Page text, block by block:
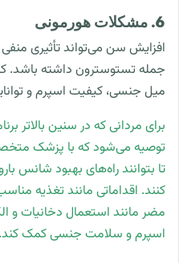
6. مشکلات هورمونی
افزایش سن می‌تواند تأثیری
جمله تستوسترون داشته باشد.
میل جنسی، کیفیت اسپرم و
برای مردانی که در سنین بالاتر
توصیه می‌شود که با پزشک
تا بتوانند راه‌های بهبود شانس
کنند. اقداماتی مانند تغذیه
مضر مانند استعمال دخانیات و
اسپرم و سلامت جنسی کمک کند.